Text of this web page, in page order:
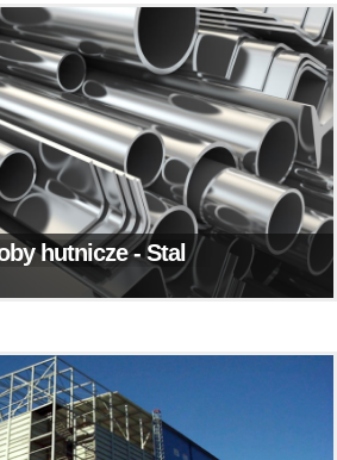
hutnicze - Stal